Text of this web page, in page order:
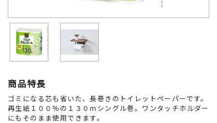
商品特長
ゴミになる芯も省いた、長巻きのトイレットペーパーです。
再生紙１００％の１３０ｍシングル巻。ワンタッチホルダー
にもそのまま使用できます。